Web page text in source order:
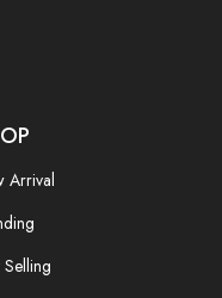
Arrival
Selling